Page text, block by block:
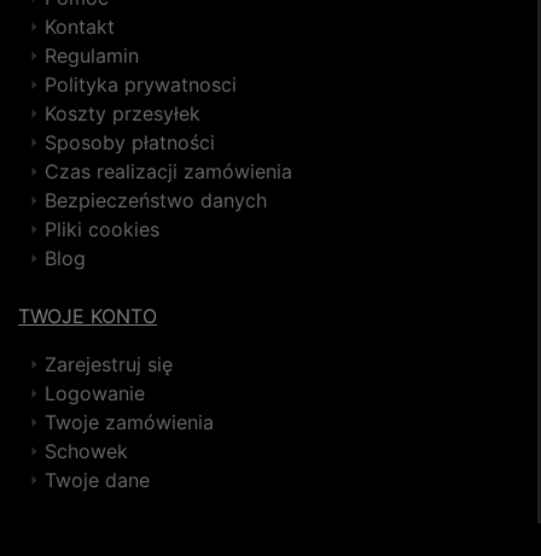
Kontakt
Regulamin
Polityka prywatnosci
Koszty przesyłek
Sposoby płatności
Czas realizacji zamówienia
Bezpieczeństwo danych
Pliki cookies
Blog
TWOJE KONTO
Zarejestruj się
Logowanie
Twoje zamówienia
Schowek
Twoje dane